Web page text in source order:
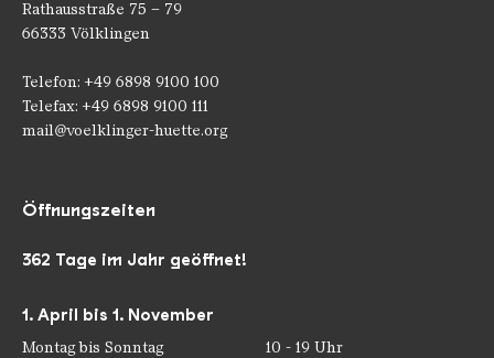
Rathausstraße 75 – 79
66333 Völklingen
Telefon: +49 6898 9100 100
Telefax: +49 6898 9100 111
mail@voelklinger-huette.org
Öffnungszeiten
362 Tage im Jahr geöffnet!
1. April bis 1. November
Montag bis Sonntag 10 - 19 Uhr